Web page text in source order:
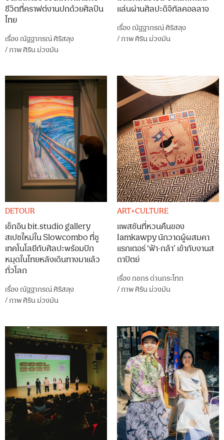
ชีวิตที่คราฟต์งานปกด้วยศิลปิน
ไทย
เรื่องณัฐฐาภรณ์ ศิริสลุง
/ภาพศิริน ม่วงมัน
แล่นผ่านศิลปะดิจิทัลคอลลาจ
เรื่องณัฐฐาภรณ์ ศิริสลุง
/ภาพศิริน ม่วงมัน
DETOUR
เช็กอิน bit.studio gallery
สเปซใหม่ใน Slowcombo ที่ชู
เทคโนโลยีกับศิลปะพร้อมปัก
หมุดในไทยหลังเดินทางมาแล้ว
ทั่วโลก
เรื่องณัฐฐาภรณ์ ศิริสลุง
/ภาพศิริน ม่วงมัน
ART+CULTURE
แพสชันที่หวนคืนของ
Iamkawpy นักวาดผู้ผสมคา
แรกเตอร์ ‘ฟ้า-กล้า’ เข้ากับงานส
ถาปัตย์
เรื่อง กชกร ด่านกระโทก
/ภาพศิริน ม่วงมัน